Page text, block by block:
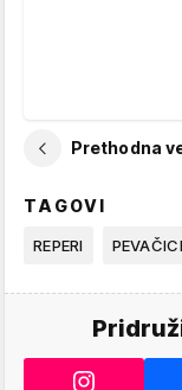
Prethodna
TAGOVI
REPERI